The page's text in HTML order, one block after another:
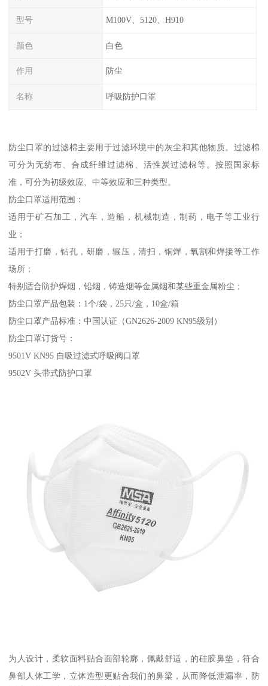
型号 M100V、5120、H910
颜色 白色
作用 防尘
名称 呼吸防护口罩
防尘口罩的过滤棉主要用于过滤环境中的灰尘和其他物质。过滤棉
可分为无纺布、合成纤维过滤棉、活性炭过滤棉等。按照国家标
准，可分为初级效应、中等效应和三种类型。
防尘口罩适用范围：
适用于矿石加工，汽车，造船，机械制造，制药，电子等工业行
业；
适用于打磨，钻孔，研磨，辗压，清扫，铜焊，氧割和焊接等工作
场所；
特别适合防护焊烟，铅烟，铸造烟等金属烟和某些重金属粉尘；
防尘口罩产品包装：1个/袋，25只/盒，10盒/箱
防尘口罩产品标准：中国认证（GN2626-2009 KN95级别）
防尘口罩订货号：
9501V KN95 自吸过滤式呼吸阀口罩
9502V 头带式防护口罩
为人设计，柔软面料贴合面部轮廓，佩戴舒适，的硅胶鼻垫，符合
鼻部人体工学，立体造型更贴合我们的鼻梁，从而降低泄漏率，防